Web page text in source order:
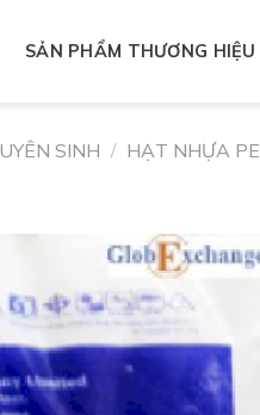
SẢN PHẨM THƯƠNG HIỆU
SINH / HẠT NHỰA PE